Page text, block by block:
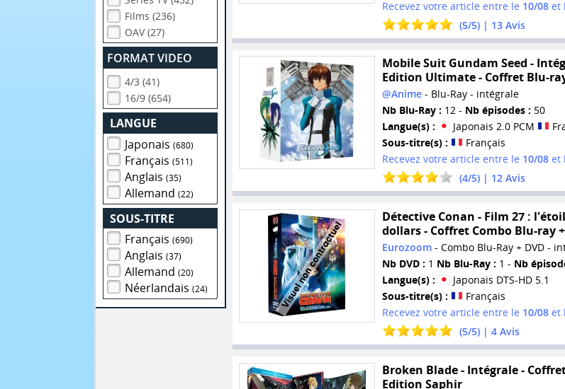
Films (236)
OAV (27)
FORMAT VIDEO
4/3 (41)
16/9 (654)
LANGUE
Japonais(680)
Français(511)
Anglais(35)
Allemand(22)
SOUS-TITRE
Français(690)
Anglais(37)
Allemand(20)
Néerlandais(24)
Recevez votre article entre le 10/08et
(5/5) | 13Avis
Mobile Suit Gundam Seed -
Edition Ultimate - Coffret Blu-
@Anime- Blu-Ray - intégrale
Nb Blu-Ray : 12 - Nb épisodes : 50
Langue(s) :
Japonais 2.0 PCM
Sous-titre(s) :
Français
Recevez votre article entre le 10/08et
(4/5) | 12Avis
Détective Conan - Film 27 :
dollars - Coffret Combo Blu-ray
Eurozoom- Combo Blu-Ray + DVD -
Nb DVD : 1 Nb Blu-Ray : 1 - Nb
Langue(s) :
Japonais DTS-HD 5.1
Sous-titre(s) :
Français
Recevez votre article entre le 10/08et
(5/5) | 4Avis
Broken Blade - Intégrale -
Edition Saphir